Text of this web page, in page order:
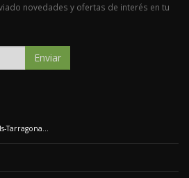
novedades y ofertas de interés en tu
Enviar
Tarragona...